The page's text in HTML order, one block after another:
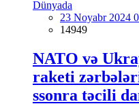
Dünyada
23 Noyabr 2024
14949
NATO və
raketi
ssonra təcili